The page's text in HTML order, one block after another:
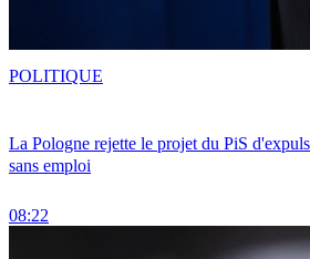
La Pologne rejette le projet du PiS
sans emploi
08:22
POLITIQUE